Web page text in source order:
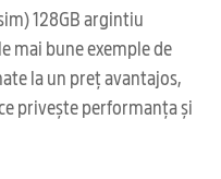
128GB argintiu
mai bune exemple de
la un preț avantajos,
privește performanța și